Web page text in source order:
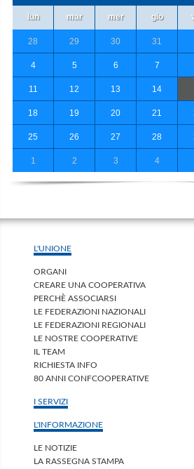
lun mar mer gio
28 29 30 31
4 5 6 7
11 12 13 14
18 19 20 21
25 26 27 28
1 2 3 4
L'UNIONE
ORGANI
CREARE UNA COOPERATIVA
PERCHÈ ASSOCIARSI
LE FEDERAZIONI NAZIONALI
LE FEDERAZIONI REGIONALI
LE NOSTRE COOPERATIVE
IL TEAM
RICHIESTA INFO
80 ANNI CONFCOOPERATIVE
I SERVIZI
L'INFORMAZIONE
LE NOTIZIE
LA RASSEGNA STAMPA